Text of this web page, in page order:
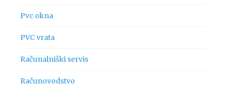
Pvc okna
PVC vrata
Računalniški servis
Računovodstvo